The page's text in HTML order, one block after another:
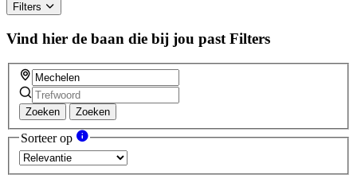
Filters
Vind hier de baan die bij jou past Filters
Zoeken Zoeken
Sorteer op